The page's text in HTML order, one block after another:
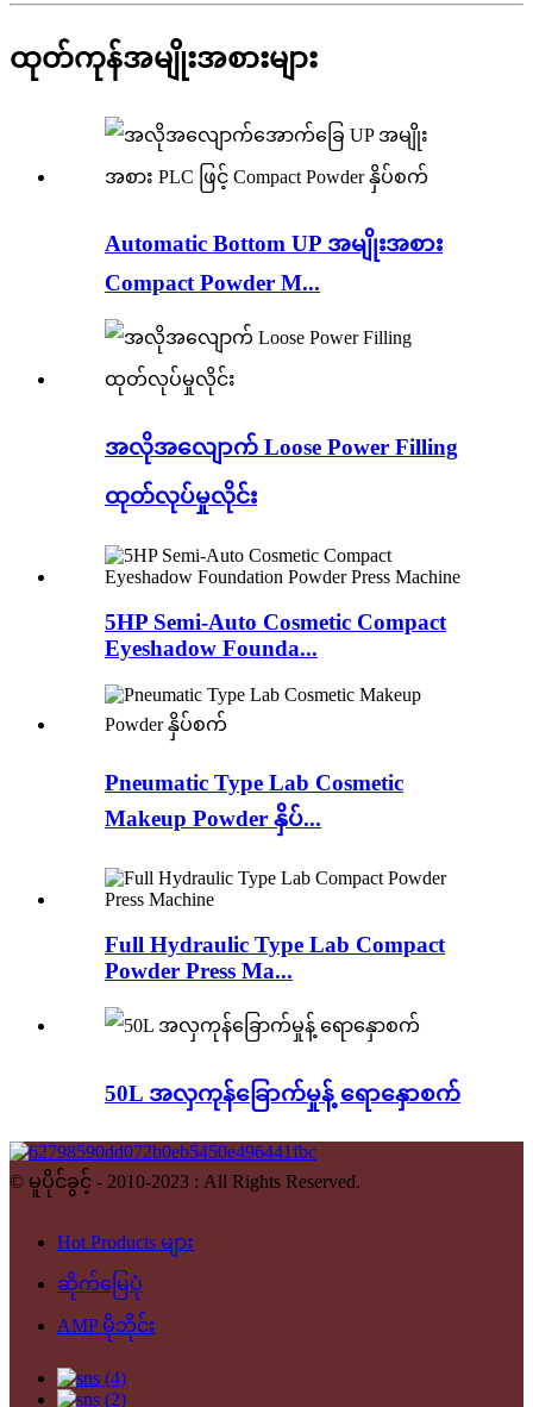
ထုတ်ကုန်အမျိုးအစားများ
Automatic Bottom UP အမျိုးအစား
Compact Powder M...
အလိုအလျောက် Loose Power Filling
ထုတ်လုပ်မှုလိုင်း
5HP Semi-Auto Cosmetic Compact
Eyeshadow Founda...
Pneumatic Type Lab Cosmetic
Makeup Powder နှိပ်...
Full Hydraulic Type Lab Compact
Powder Press Ma...
50L အလှကုန်ခြောက်မှုန့် ရောနှောစက်
© မူပိုင်ခွင့် - 2010-2023 : All Rights Reserved.
Hot Products များ
ဆိုက်မြေပုံ
AMP မိုဘိုင်း